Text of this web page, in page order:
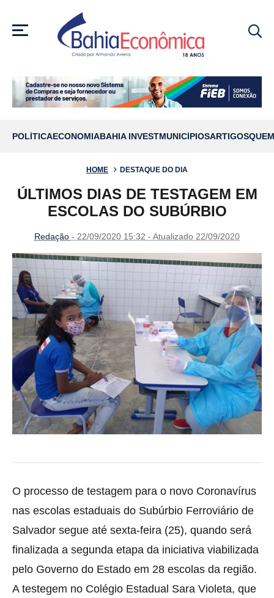
MENU
POLÍTICAECONOMIABAHIA INVESTMUNICÍPIOSARTIGOS
HOME DESTAQUE DO DIA
ÚLTIMOS DIAS DE TESTAGEM EM
ESCOLAS DO SUBÚRBIO
Redação - 22/09/2020 15:32 - Atualizado 22/09/2020
O processo de testagem para o novo Coronavírus
nas escolas estaduais do Subúrbio Ferroviário de
Salvador segue até sexta-feira (25), quando será
finalizada a segunda etapa da iniciativa viabilizada
pelo Governo do Estado em 28 escolas da região.
A testegem no Colégio Estadual Sara Violeta, que